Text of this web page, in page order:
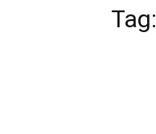
Tag: